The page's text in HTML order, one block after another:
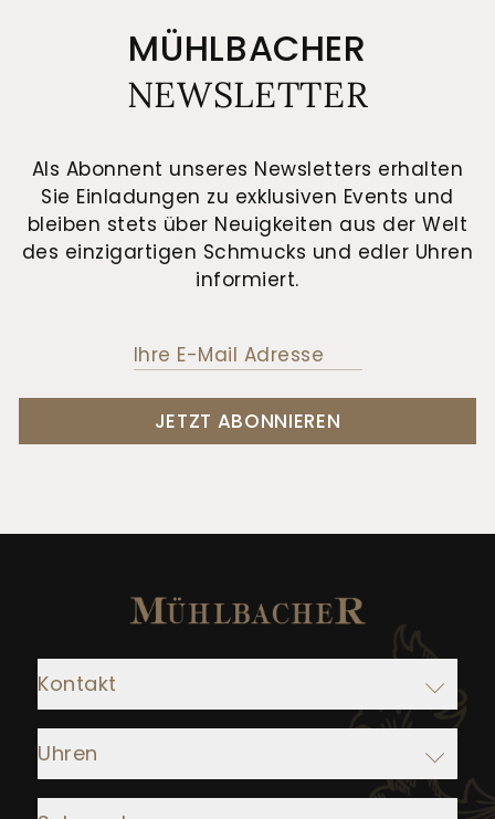
MÜHLBACHER
NEWSLETTER
Als Abonnent unseres Newsletters erhalten
Sie Einladungen zu exklusiven Events und
bleiben stets über Neuigkeiten aus der Welt
des einzigartigen Schmucks und edler Uhren
informiert.
JETZT ABONNIEREN
Kontakt
Adresse:
Juwelier Mühlbacher
93047 Regensburg
Uhren
Rolex